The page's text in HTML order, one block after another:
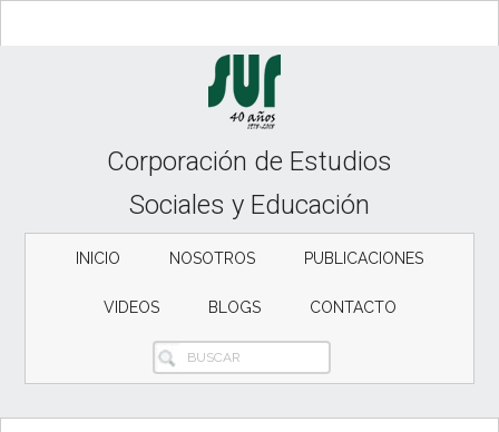
to
to
to
Corporación de Estudios
Sociales y Educación
INICIO NOSOTROS PUBLICACIONES
VIDEOS BLOGS CONTACTO
BUSCAR